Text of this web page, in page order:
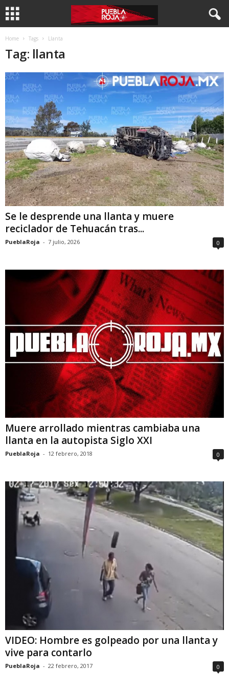
Home Tags Llanta
Tag: llanta
Se le desprende una llanta y muere
reciclador de Tehuacán tras...
PueblaRoja - 7 julio, 2026 0
Muere arrollado mientras cambiaba una
llanta en la autopista Siglo XXI
PueblaRoja - 12 febrero, 2018 0
VIDEO: Hombre es golpeado por una llanta y
vive para contarlo
PueblaRoja - 22 febrero, 2017 0